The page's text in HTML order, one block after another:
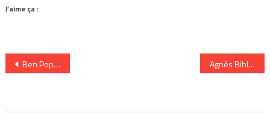
J’aime ça :
Navigation
Ben Popp nous livre ses Empreintes digitales Agnès Bihl